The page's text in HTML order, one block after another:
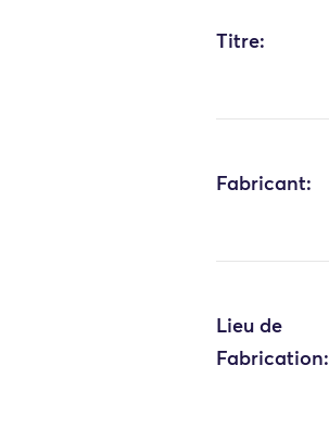
Titre:
Fabricant:
Lieu de
Fabrication: